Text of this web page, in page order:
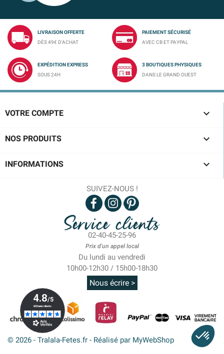
LIVRAISON OFFERTE
DÈS 49€ D'ACHAT
PAIEMENT SÉCURISÉ
AVEC CB ET PAYPAL
EXPÉDITION EXPRESS
SOUS 24H
3 BOUTIQUES PHYSIQUES
DANS LE GRAND OUEST
VOTRE COMPTE 
NOS PRODUITS 
INFORMATIONS 
SUIVEZ-NOUS !
Service clients
02-40-45-25-96
Prix d'un appel local
Du lundi au vendredi
10h00-12h30 / 15h00-18h30
Nous écrire >
© 2026 - Tralala-Fetes.fr - Réalisé par MyWebShop